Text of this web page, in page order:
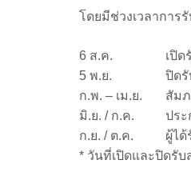
โดยมีช่วงเวลาการ
6 ส.ค.
เปิ
5 พ.ย.
ปิด
ก.พ. – เม.ย.
สัม
มิ.ย. / ก.ค.
ปร
ก.ย. / ต.ค.
ผู้ไ
* วันที่เปิดและปิดรั